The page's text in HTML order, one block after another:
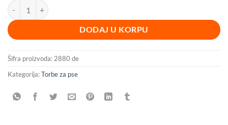
Ranac za pse sa točkićima BESPLATNA DOSTAVA količina
DODAJ U KORPU
Šifra proizvoda:2880 de
Kategorija:Torbe za pse